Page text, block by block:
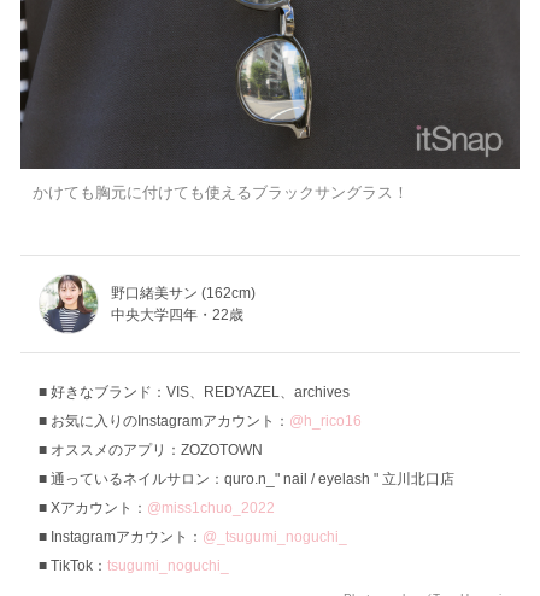
かけても胸元に付けても使えるブラックサングラス！
野口緒美サン (162cm)
中央大学四年・22歳
好きなブランド：VIS、REDYAZEL、archives
お気に入りのInstagramアカウント： @h_rico16
オススメのアプリ：ZOZOTOWN
通っているネイルサロン：quro.n_" nail / eyelash " 立川北口店
Xアカウント： @miss1chuo_2022
Instagramアカウント： @_tsugumi_noguchi_
TikTok： tsugumi_noguchi_